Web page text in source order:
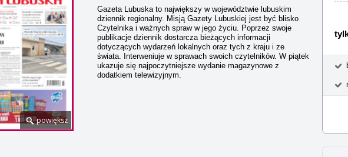
powiększ
Gazeta Lubuska to największy w województwie lubuskim
dziennik regionalny. Misją Gazety Lubuskiej jest być blisko
Czytelnika i ważnych spraw w jego życiu. Poprzez swoje
publikacje dziennik dostarcza bieżących informacji
dotyczących wydarzeń lokalnych oraz tych z kraju i ze
świata. Interweniuje w sprawach swoich czytelników. W piątek
ukazuje się najpoczytniejsze wydanie magazynowe z
dodatkiem telewizyjnym.